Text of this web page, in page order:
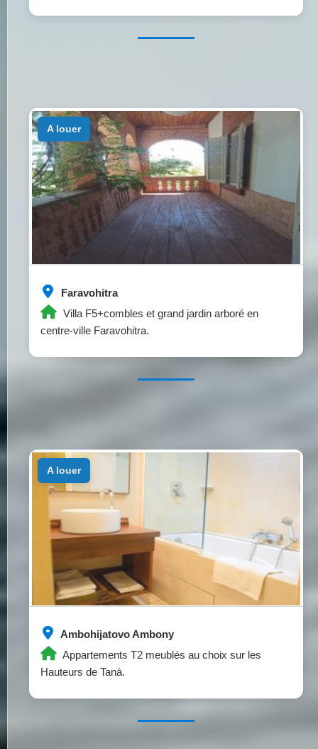
Faravohitra
Villa F5+combles et grand jardin arboré en
centre-ville Faravohitra.
a louer
Ambohijatovo Ambony
Appartements T2 meublés au choix sur les
Hauteurs de Tanà.
a louer